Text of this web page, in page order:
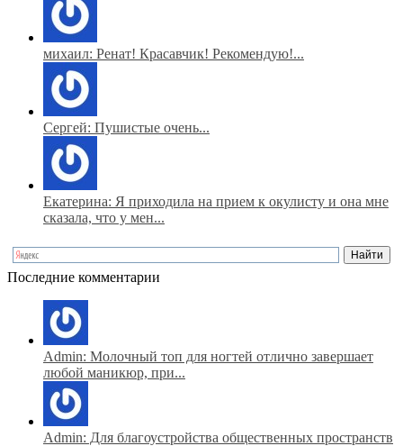
михаил: Ренат! Красавчик! Рекомендую!...
Сергей: Пушистые очень...
Екатерина: Я приходила на прием к окулисту и она мне
сказала, что у мен...
Последние комментарии
Admin: Молочный топ для ногтей отлично завершает
любой маникюр, при...
Admin: Для благоустройства общественных пространств